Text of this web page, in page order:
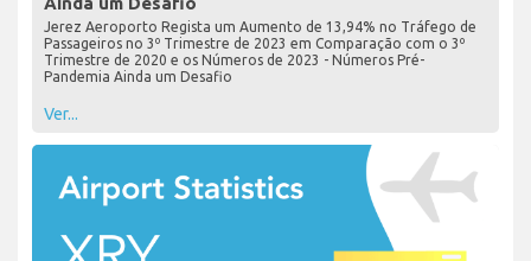
Jerez Aeroporto Regista um Aumento de 13,94% no Tráfego de
Passageiros no 3º Trimestre de 2023 em Comparação com o 3º
Trimestre de 2020 e os Números de 2023 - Números Pré-
Pandemia Ainda um Desafio
Ver...